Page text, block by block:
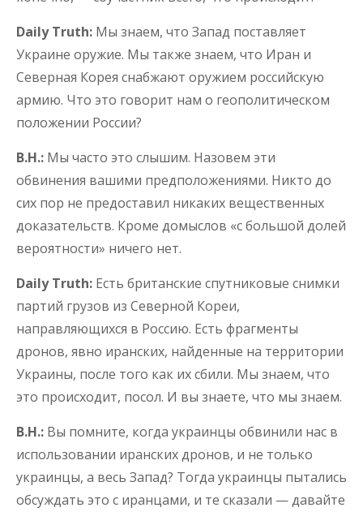
Daily Truth: Мы знаем, что Запад поставляет
Украине оружие. Мы также знаем, что Иран и
Северная Корея снабжают оружием российскую
армию. Что это говорит нам о геополитическом
положении России?
В.Н.: Мы часто это слышим. Назовем эти
обвинения вашими предположениями. Никто до
сих пор не предоставил никаких вещественных
доказательств. Кроме домыслов «с большой долей
вероятности» ничего нет.
Daily Truth: Есть британские спутниковые снимки
партий грузов из Северной Кореи,
направляющихся в Россию. Есть фрагменты
дронов, явно иранских, найденные на территории
Украины, после того как их сбили. Мы знаем, что
это происходит, посол. И вы знаете, что мы знаем.
В.Н.: Вы помните, когда украинцы обвинили нас в
использовании иранских дронов, и не только
украинцы, а весь Запад? Тогда украинцы пытались
обсуждать это с иранцами, и те сказали — давайте